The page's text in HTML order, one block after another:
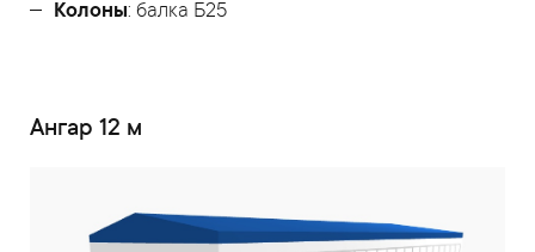
Колоны: балка Б25
Ангар 12 м